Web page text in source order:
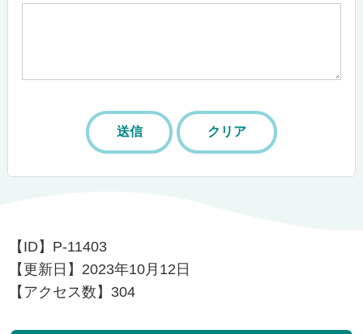
【ID】 P-11403
【更新日】 2023年10月12日
【アクセス数】 304